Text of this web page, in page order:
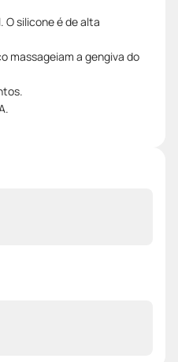
O silicone é de alta
massageiam a gengiva do